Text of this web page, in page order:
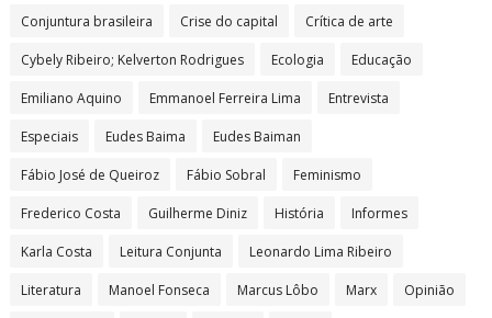
Conjuntura brasileira Crise do capital Crítica de arte
Cybely Ribeiro; Kelverton Rodrigues Ecologia Educação
Emiliano Aquino Emmanoel Ferreira Lima Entrevista
Especiais Eudes Baima Eudes Baiman
Fábio José de Queiroz Fábio Sobral Feminismo
Frederico Costa Guilherme Diniz História Informes
Karla Costa Leitura Conjunta Leonardo Lima Ribeiro
Literatura Manoel Fonseca Marcus Lôbo Marx Opinião